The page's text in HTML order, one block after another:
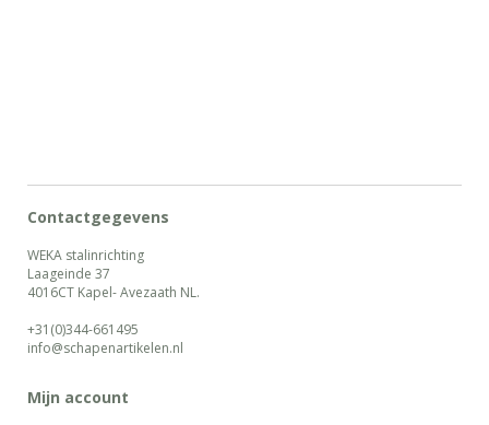
Contactgegevens
WEKA stalinrichting
Laageinde 37
4016CT Kapel- Avezaath NL.
+31(0)344-661495
info@schapenartikelen.nl
Mijn account